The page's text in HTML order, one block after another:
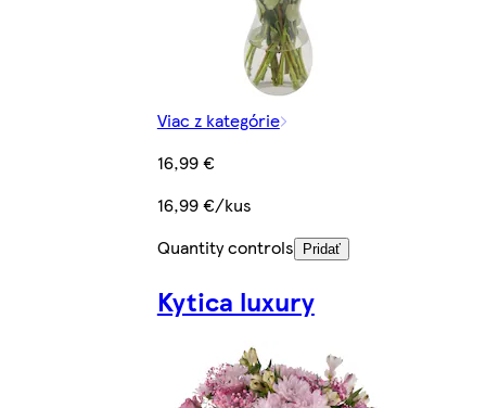
Viac z kategórie
16,99 €
16,99 €/kus
Quantity controls
Pridať
Kytica luxury